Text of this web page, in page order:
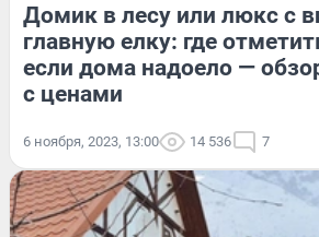
Домик в лесу или люкс с
главную елку: где
если дома надоело —
с ценами
6 ноября, 2023, 13:00 14 536 7